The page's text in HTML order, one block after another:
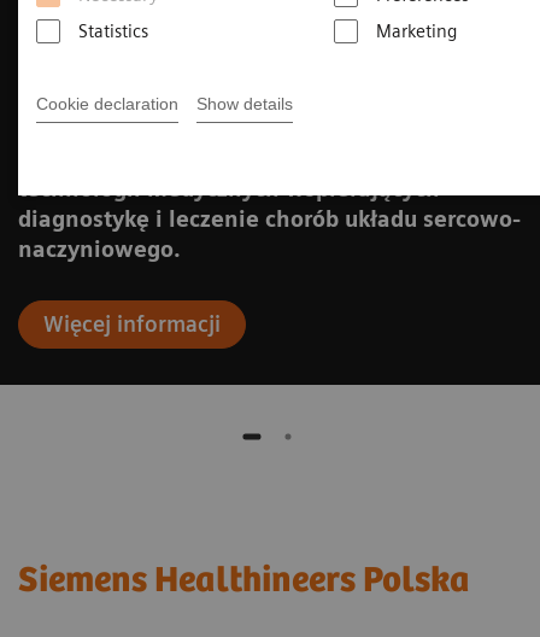
Statistics
Marketing
Cookie declaration Show details
Grupy American Heart of
diagnostykę i leczenie chorób układu sercowo-
naczyniowego.
Więcej informacji
Siemens Healthineers Polska